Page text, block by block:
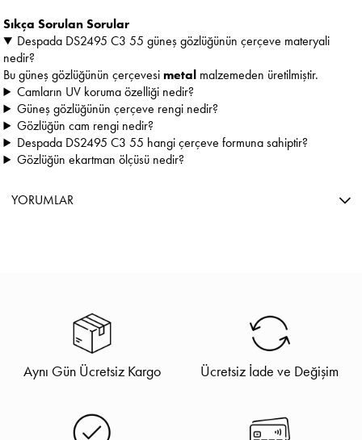
Sıkça Sorulan Sorular
Despada DS2495 C3 55 güneş gözlüğünün çerçeve materyali
nedir?
Bu güneş gözlüğünün çerçevesimetal malzemeden üretilmiştir.
Camların UV koruma özelliği nedir?
Güneş gözlüğünün çerçeve rengi nedir?
Gözlüğün cam rengi nedir?
Despada DS2495 C3 55 hangi çerçeve formuna sahiptir?
Gözlüğün ekartman ölçüsü nedir?
YORUMLAR
Aynı Gün Ücretsiz Kargo Ücretsiz İade ve Değişim